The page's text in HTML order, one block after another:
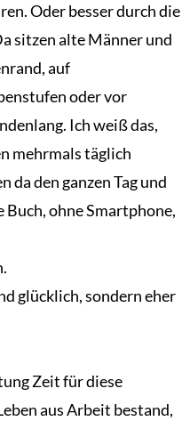
Oder besser durch die
sitzen alte Männer und
auf
oder vor
Ich weiß das,
mehrmals täglich
den ganzen Tag und
Buch, ohne Smartphone,
glücklich, sondern eher
Zeit für diese
aus Arbeit bestand,